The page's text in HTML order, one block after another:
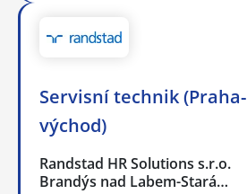
Servisní technik (Praha-
východ)
Randstad HR Solutions s.r.o.
Brandýs nad Labem-Stará…